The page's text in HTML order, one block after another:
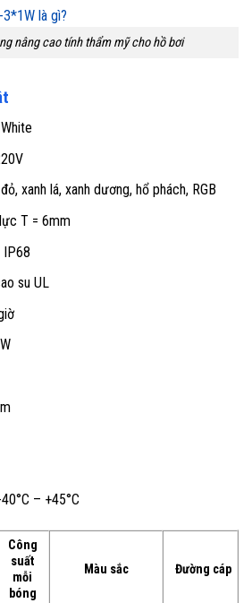
nâng cao tính thẩm mỹ cho hồ bơi
xanh lá, xanh dương, hổ phách, RGB
T = 6mm
IP68
su UL
– +45°C
Công
suất
mỗi
bóng
Màu sắc Đường cáp